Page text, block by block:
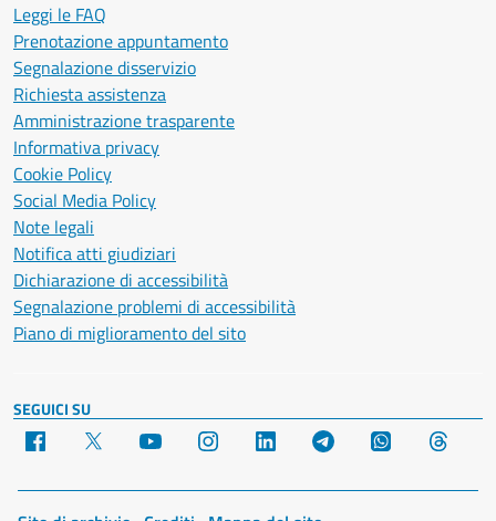
Leggi le FAQ
Prenotazione appuntamento
Segnalazione disservizio
Richiesta assistenza
Amministrazione trasparente
Informativa privacy
Cookie Policy
Social Media Policy
Note legali
Notifica atti giudiziari
Dichiarazione di accessibilità
Segnalazione problemi di accessibilità
Piano di miglioramento del sito
SEGUICI SU
Facebook YouTube Instagram LinkedIn Telegram WhatsApp